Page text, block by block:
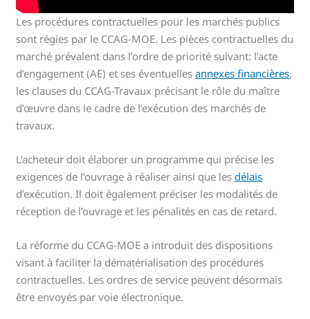
Les procédures contractuelles pour les marchés publics
sont régies par le CCAG-MOE. Les pièces contractuelles du
marché prévalent dans l’ordre de priorité suivant: l’acte
d’engagement (AE) et ses éventuellesannexes financières,
les clauses du CCAG-Travaux précisant le rôle du maître
d’œuvre dans le cadre de l’exécution des marchés de
travaux.
L’acheteur doit élaborer un programme qui précise les
exigences de l’ouvrage à réaliser ainsi que lesdélais
d’exécution. Il doit également préciser les modalités de
réception de l’ouvrage et les pénalités en cas de retard.
La réforme du CCAG-MOE a introduit des dispositions
visant à faciliter la dématérialisation des procédures
contractuelles. Les ordres de service peuvent désormais
être envoyés par voie électronique.